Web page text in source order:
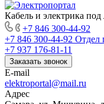
Кабель и электрика
+7 846 300-44-92
+7 846 300-44-92 Отдел
+7 937 176-81-11
Заказать звонок
E-mail
elektroportal@mail.ru
Адрес